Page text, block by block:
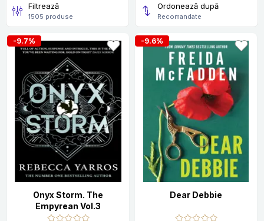
Filtrează
1505 produse
Ordonează după
Recomandate
-9.7%
Onyx Storm. The
Empyrean Vol.3
-9.6%
Dear Debbie